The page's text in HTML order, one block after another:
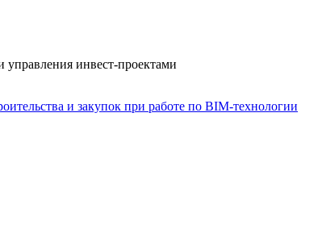
инвест-проектами
и закупок при работе по BIM-технологии